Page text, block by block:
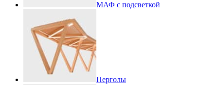
МАФ с подсветкой
Перголы